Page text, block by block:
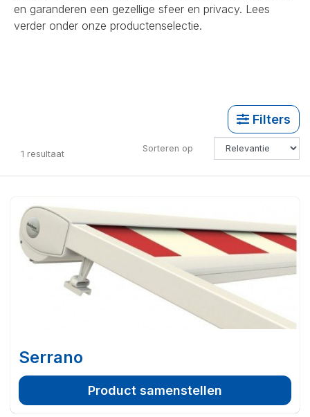
en garanderen een gezellige sfeer en privacy. Lees
verder onder onze productenselectie.
Filters
1 resultaat Sorteren op
Serrano
Product samenstellen